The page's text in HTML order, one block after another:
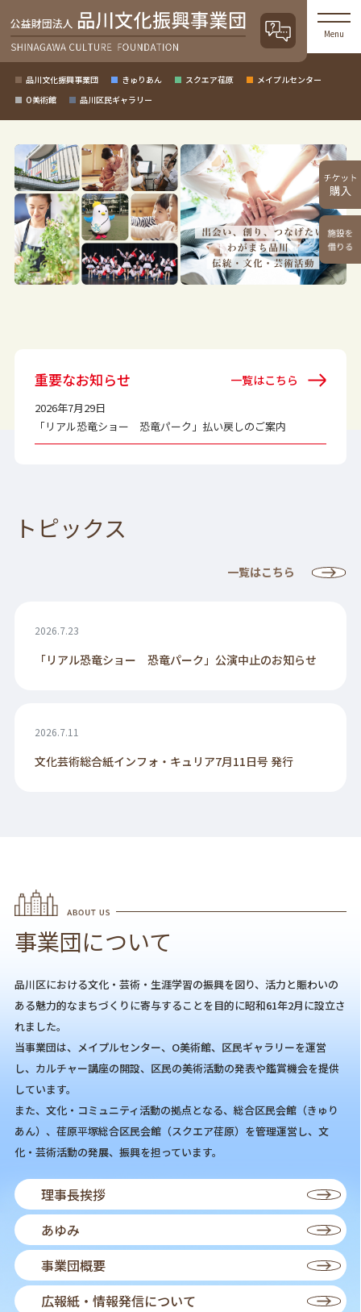
Menu
品川文化振興事業団 きゅりあん スクエア荏原
メイプルセンター
O美術館
品川区民ギャラリー
重要なお知らせ 一覧はこちら
2026年7月29日
「リアル恐竜ショー 恐竜パーク」払い戻しのご案内
トピックス
一覧はこちら
2026.7.23
「リアル恐竜ショー 恐竜パーク」公演中止のお知らせ
2026.7.11
文化芸術総合紙インフォ・キュリア7月11日号 発行
事業団について
品川区における文化・芸術・生涯学習の振興を図り、活力と賑わいの
ある魅力的なまちづくりに寄与することを目的に昭和61年2月に設立さ
れました。
当事業団は、メイプルセンター、O美術館、区民ギャラリーを運営
し、カルチャー講座の開設、区民の美術活動の発表や鑑賞機会を提供
しています。
また、文化・コミュニティ活動の拠点となる、総合区民会館（きゅり
あん）、荏原平塚総合区民会館（スクエア荏原）を管理運営し、文
化・芸術活動の発展、振興を担っています。
理事長挨拶
あゆみ
事業団概要
広報紙・情報発信について